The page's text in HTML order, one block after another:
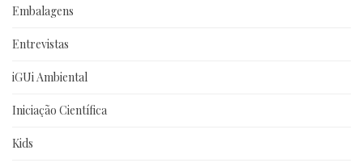
Embalagens
Entrevistas
iGUi Ambiental
Iniciação Científica
Kids